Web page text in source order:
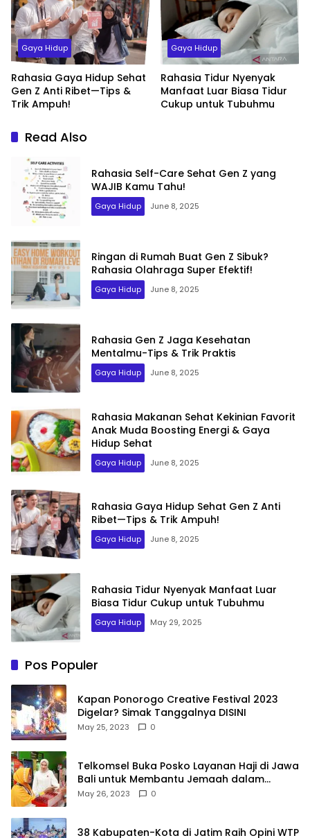
Gaya Hidup
Rahasia Gaya Hidup Sehat
Gen Z Anti Ribet—Tips &
Trik Ampuh!
Gaya Hidup
Rahasia Tidur Nyenyak
Manfaat Luar Biasa Tidur
Cukup untuk Tubuhmu
Read Also
Rahasia Self-Care Sehat Gen Z yang
WAJIB Kamu Tahu!
Gaya Hidup June 8, 2025
Ringan di Rumah Buat Gen Z Sibuk?
Rahasia Olahraga Super Efektif!
Gaya Hidup June 8, 2025
Rahasia Gen Z Jaga Kesehatan
Mentalmu-Tips & Trik Praktis
Gaya Hidup June 8, 2025
Rahasia Makanan Sehat Kekinian Favorit
Anak Muda Boosting Energi & Gaya
Hidup Sehat
Gaya Hidup June 8, 2025
Rahasia Gaya Hidup Sehat Gen Z Anti
Ribet—Tips & Trik Ampuh!
Gaya Hidup June 8, 2025
Rahasia Tidur Nyenyak Manfaat Luar
Biasa Tidur Cukup untuk Tubuhmu
Gaya Hidup May 29, 2025
Pos Populer
Kapan Ponorogo Creative Festival 2023
Digelar? Simak Tanggalnya DISINI
May 25, 2023 0
Telkomsel Buka Posko Layanan Haji di Jawa
Bali untuk Membantu Jemaah dalam
Berkomunikasi Selama di Tanah Suci
May 26, 2023 0
38 Kabupaten-Kota di Jatim Raih Opini WTP